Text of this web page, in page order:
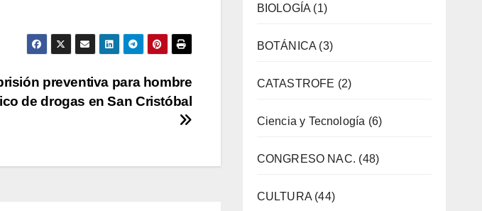
preventiva para hombre
de drogas en San Cristóbal
BIOLOGÍA (1)
BOTÁNICA (3)
CATASTROFE (2)
Ciencia y Tecnología (6)
CONGRESO NAC. (48)
CULTURA(44)